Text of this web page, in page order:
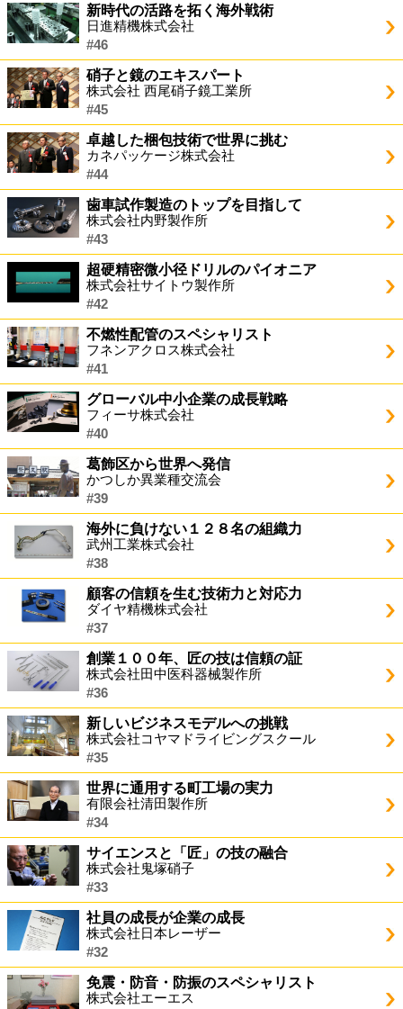
新時代の活路を拓く海外戦術
日進精機株式会社
#46
硝子と鏡のエキスパート
株式会社 西尾硝子鏡工業所
#45
卓越した梱包技術で世界に挑む
カネパッケージ株式会社
#44
歯車試作製造のトップを目指して
株式会社内野製作所
#43
超硬精密微小径ドリルのパイオニア
株式会社サイトウ製作所
#42
不燃性配管のスペシャリスト
フネンアクロス株式会社
#41
グローバル中小企業の成長戦略
フィーサ株式会社
#40
葛飾区から世界へ発信
かつしか異業種交流会
#39
海外に負けない１２８名の組織力
武州工業株式会社
#38
顧客の信頼を生む技術力と対応力
ダイヤ精機株式会社
#37
創業１００年、匠の技は信頼の証
株式会社田中医科器械製作所
#36
新しいビジネスモデルへの挑戦
株式会社コヤマドライビングスクール
#35
世界に通用する町工場の実力
有限会社清田製作所
#34
サイエンスと「匠」の技の融合
株式会社鬼塚硝子
#33
社員の成長が企業の成長
株式会社日本レーザー
#32
免震・防音・防振のスペシャリスト
株式会社エーエス